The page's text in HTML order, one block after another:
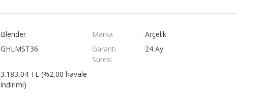
Blender Marka
Arçelik
GHLMST36
Garanti
Süresi
24 Ay
3.183,04 TL (%2,00 havale
indirimi)